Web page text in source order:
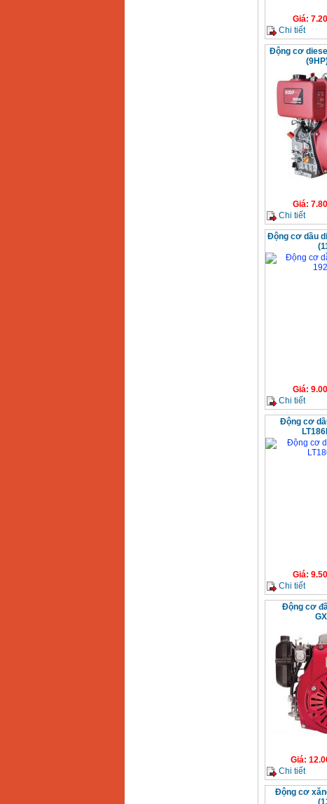
Giá:
Chi tiết
Động cơ
Giá:
Chi tiết
Động cơ dầu
Giá:
Chi tiết
Động cơ
Giá:
Chi tiết
Động cơ
Giá:
Chi tiết
Động cơ